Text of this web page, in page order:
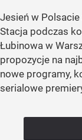
Jesień w
Stacja podczas
Łubinowa w
propozycje na
nowe programy,
serialowe